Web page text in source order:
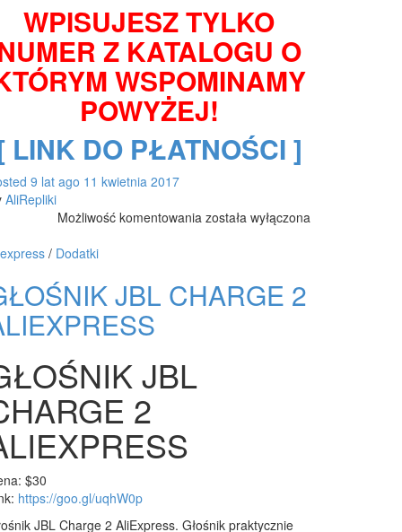
WPISUJESZ TYLKO
Z KATALOGU O
WSPOMINAMY
POWYŻEJ!
LINK DO PŁATNOŚCI ]
9 lat ago 11 kwietnia 2017
AliRepliki
Możliwość komentowania Zegarki
bransolecie
–
została wyłączona
/ Dodatki
JBL CHARGE 2
JBL
2
$30
https://goo.gl/uqhW0p
JBL Charge 2 AliExpress. Głośnik praktycznie